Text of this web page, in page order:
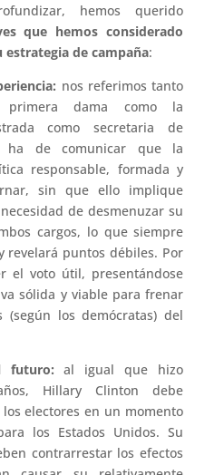
hemos querido
que hemos considerado
de campaña:
nos referimos tanto
dama como la
como secretaria de
ha de comunicar que la
responsable, formada y
sin que ello implique
de desmenuzar su
cargos, lo que siempre
revelará puntos débiles. Por
el voto útil, presentándose
sólida y viable para frenar
(según los demócratas) del
futuro: al igual que hizo
Hillary Clinton debe
electores en un momento
los Estados Unidos. Su
contrarrestar los efectos